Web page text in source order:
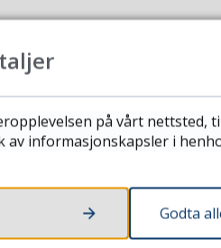
på vårt nettsted,
informasjonskapsler i
Godta